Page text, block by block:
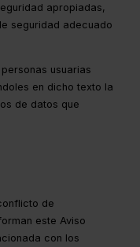
apropiadas,
seguridad adecuado
usuarias
en dicho texto la
de datos que
de
este Aviso
con los